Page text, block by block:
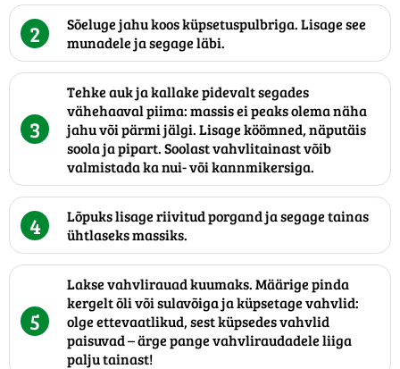
2
Sõeluge jahu koos küpsetuspulbriga. Lisage see
munadele ja segage läbi.
3
Tehke auk ja kallake pidevalt segades
vähehaaval piima: massis ei peaks olema näha
jahu või pärmi jälgi. Lisage köömned, näputäis
soola ja pipart. Soolast vahvlitainast võib
valmistada ka nui- või kannmikersiga.
4
Lõpuks lisage riivitud porgand ja segage tainas
ühtlaseks massiks.
5
Lakse vahvlirauad kuumaks. Määrige pinda
kergelt õli või sulavõiga ja küpsetage vahvlid:
olge ettevaatlikud, sest küpsedes vahvlid
paisuvad – ärge pange vahvliraudadele liiga
palju tainast!